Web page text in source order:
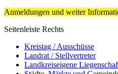
Anmeldungen und weiter
Seitenleiste Rechts
Kreistag / Ausschüsse
Landrat / Stellvertreter
Landkreiseigene